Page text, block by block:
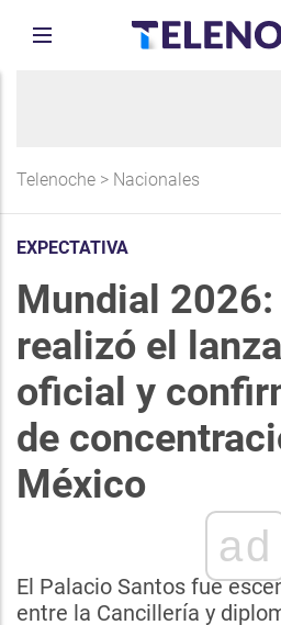
Telenoche > Nacionales
EXPECTATIVA
Mundial
realizó el
oficial y
de
México
ad
El Palacio Santos fue
entre la Cancillería y